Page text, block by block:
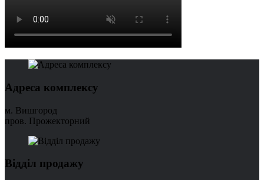
Адреса комплексу
м. Вишгород
пров. Прожекторний
Відділ продажу